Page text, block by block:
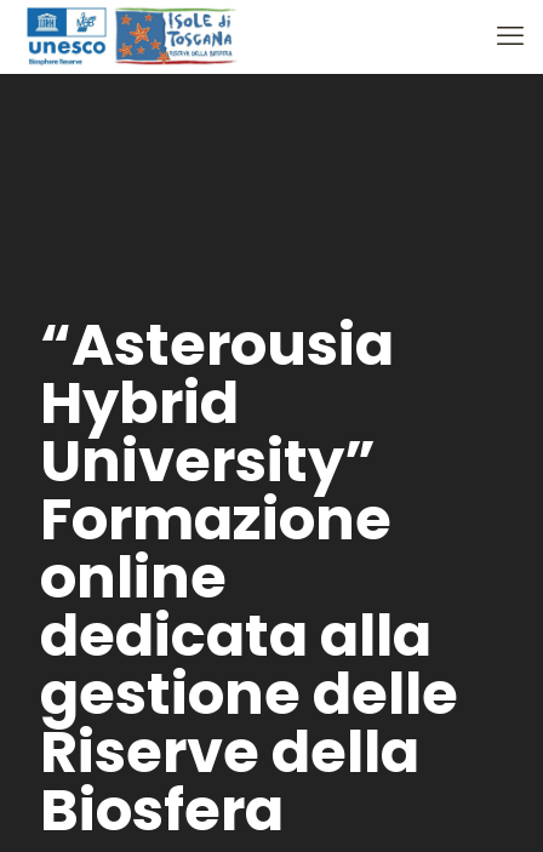
“Asterousia
Hybrid
University”
Formazione
online
dedicata alla
gestione delle
Riserve della
Biosfera